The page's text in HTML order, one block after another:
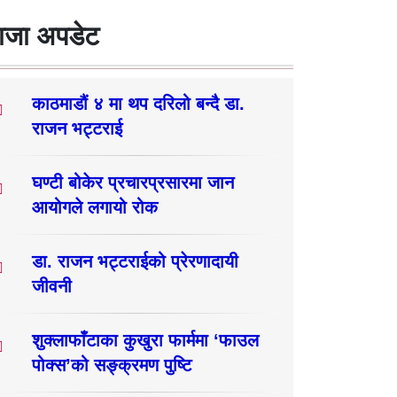
अपडेट
काठमाडौं ४ मा थप दरिलो बन्दै डा.
राजन भट्टराई
घण्टी बोकेर प्रचारप्रसारमा जान
आयोगले लगायो रोक
डा. राजन भट्टराईको प्रेरणादायी
जीवनी
शुक्लाफाँटाका कुखुरा फार्ममा ‘फाउल
पोक्स’को सङ्क्रमण पुष्टि